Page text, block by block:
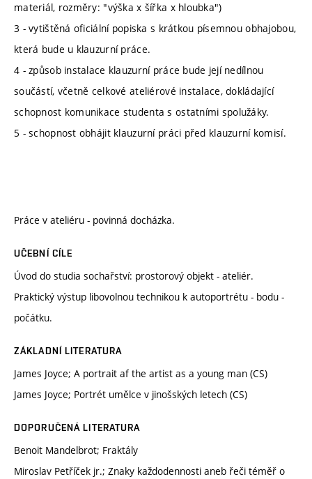
materiál, rozměry: "výška x šířka x hloubka")
3 - vytištěná oficiální popiska s krátkou písemnou obhajobou,
která bude u klauzurní práce.
4 - způsob instalace klauzurní práce bude její nedílnou
součástí, včetně celkové ateliérové instalace, dokládající
schopnost komunikace studenta s ostatními spolužáky.
5 - schopnost obhájit klauzurní práci před klauzurní komisí.
Práce v ateliéru - povinná docházka.
UČEBNÍ CÍLE
Úvod do studia sochařství: prostorový objekt - ateliér.
Praktický výstup libovolnou technikou k autoportrétu - bodu -
počátku.
ZÁKLADNÍ LITERATURA
James Joyce; A portrait af the artist as a young man (CS)
James Joyce; Portrét umělce v jinošských letech (CS)
DOPORUČENÁ LITERATURA
Benoit Mandelbrot; Fraktály
Miroslav Petříček jr.; Znaky každodennosti aneb řeči téměř o